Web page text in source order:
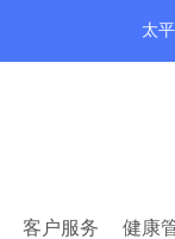
太
客户服务 健康